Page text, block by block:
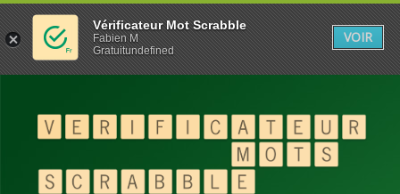
Vérificateur Mot Scrabble
Fabien M
Gratuitundefined
VOIR